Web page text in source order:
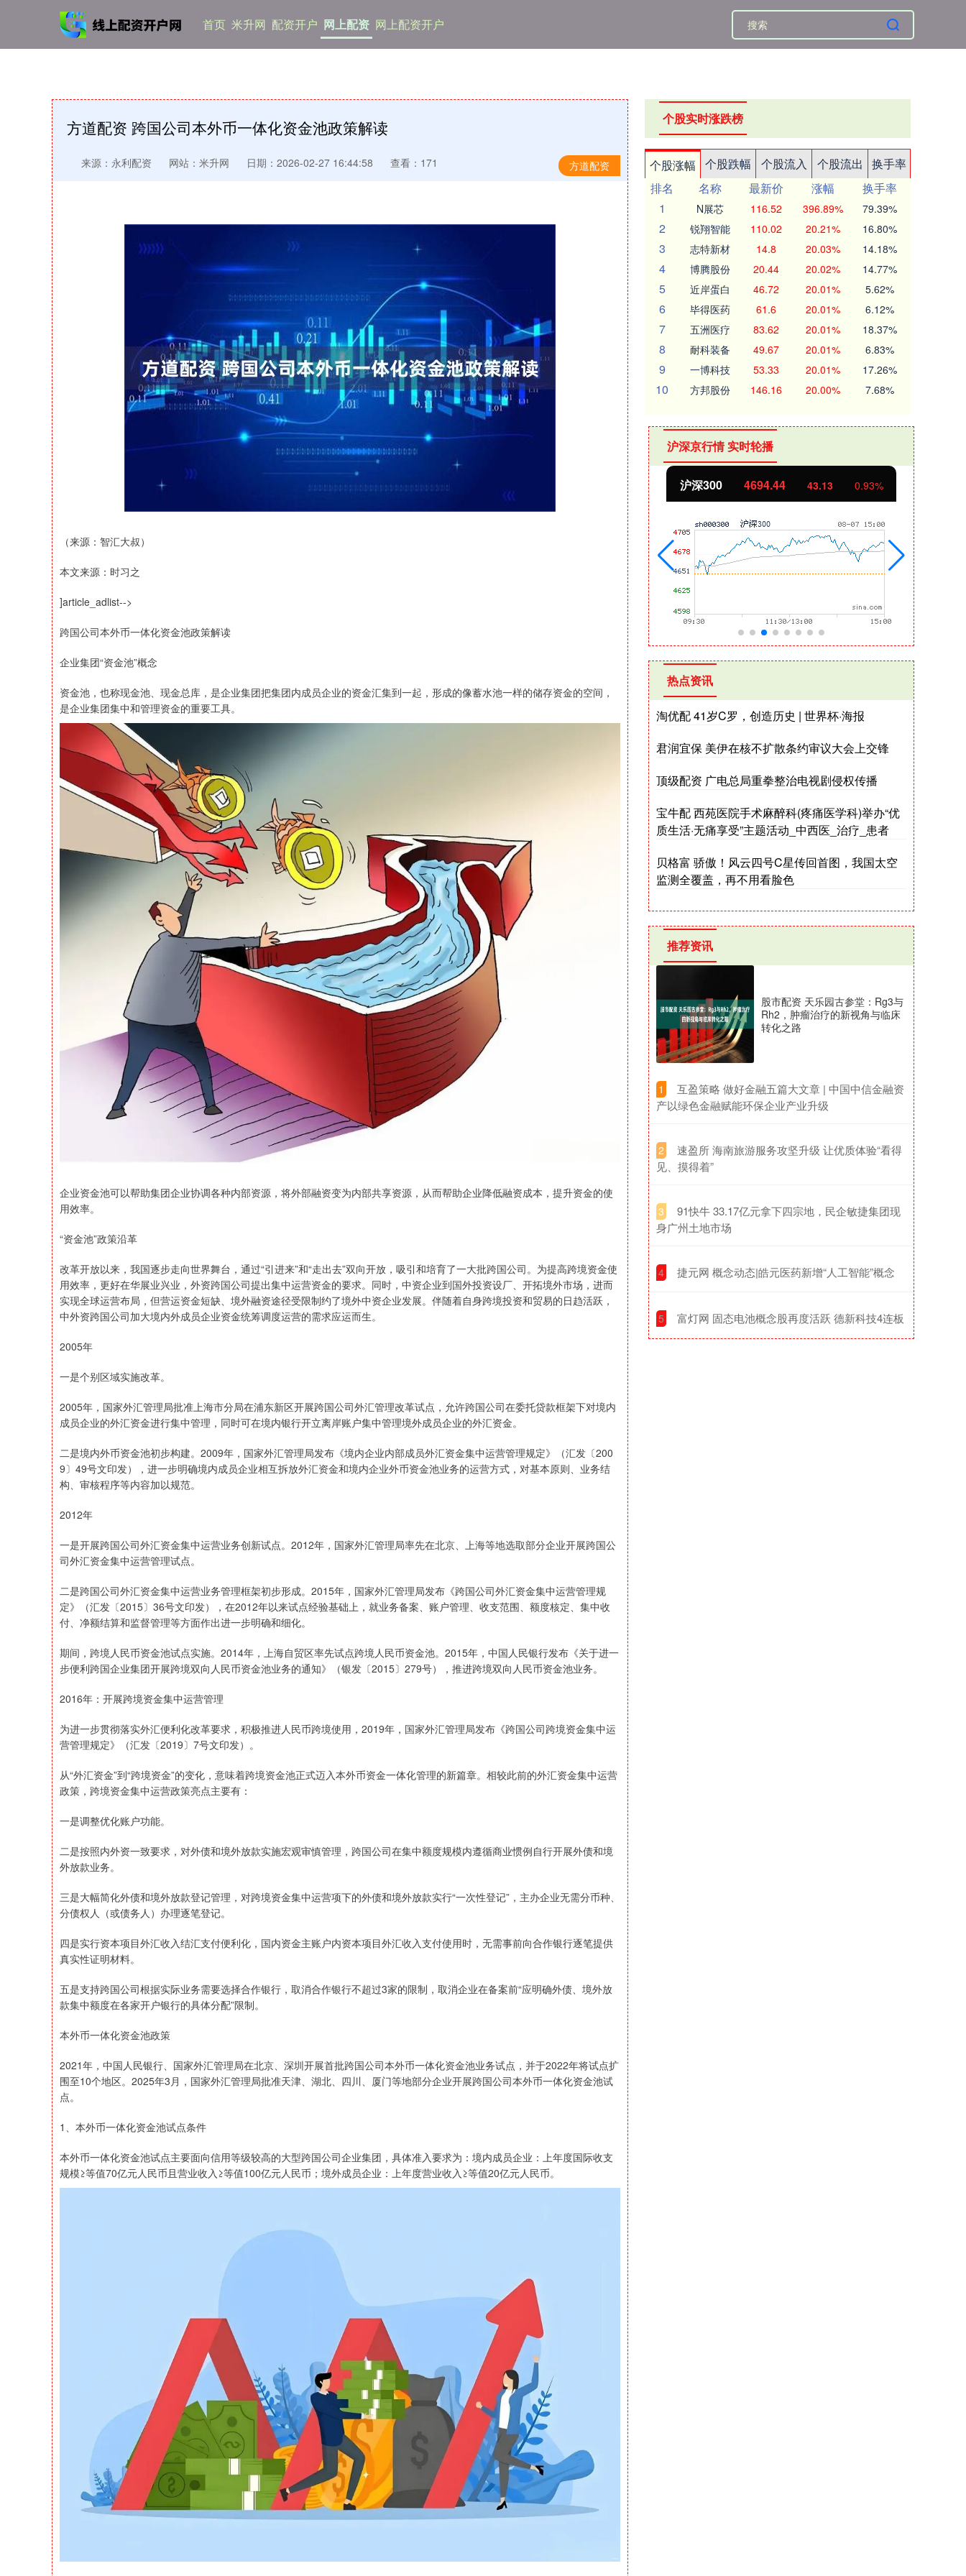
首页 米升网 配资开户 网上配资 网上配资开户
方道配资 跨国公司本外币一体化资金池政策解读
方道配资
来源：永利配资 网站：米升网 日期：2026-02-27 16:44:58 查看：171
（来源：智汇大叔）
本文来源：时习之
]article_adlist-->
跨国公司本外币一体化资金池政策解读
企业集团“资金池”概念
资金池，也称现金池、现金总库，是企业集团把集团内成员企业的资金汇集到一起，形成的像蓄水池一样的储存资金的空间，
是企业集团集中和管理资金的重要工具。
企业资金池可以帮助集团企业协调各种内部资源，将外部融资变为内部共享资源，从而帮助企业降低融资成本，提升资金的使
用效率。
“资金池”政策沿革
改革开放以来，我国逐步走向世界舞台，通过“引进来”和“走出去”双向开放，吸引和培育了一大批跨国公司。为提高跨境资金使
用效率，更好在华展业兴业，外资跨国公司提出集中运营资金的要求。同时，中资企业到国外投资设厂、开拓境外市场，进而
实现全球运营布局，但营运资金短缺、境外融资途径受限制约了境外中资企业发展。伴随着自身跨境投资和贸易的日趋活跃，
中外资跨国公司加大境内外成员企业资金统筹调度运营的需求应运而生。
2005年
一是个别区域实施改革。
2005年，国家外汇管理局批准上海市分局在浦东新区开展跨国公司外汇管理改革试点，允许跨国公司在委托贷款框架下对境内
成员企业的外汇资金进行集中管理，同时可在境内银行开立离岸账户集中管理境外成员企业的外汇资金。
二是境内外币资金池初步构建。2009年，国家外汇管理局发布《境内企业内部成员外汇资金集中运营管理规定》（汇发〔200
9〕49号文印发），进一步明确境内成员企业相互拆放外汇资金和境内企业外币资金池业务的运营方式，对基本原则、业务结
构、审核程序等内容加以规范。
2012年
一是开展跨国公司外汇资金集中运营业务创新试点。2012年，国家外汇管理局率先在北京、上海等地选取部分企业开展跨国公
司外汇资金集中运营管理试点。
二是跨国公司外汇资金集中运营业务管理框架初步形成。2015年，国家外汇管理局发布《跨国公司外汇资金集中运营管理规
定》（汇发〔2015〕36号文印发），在2012年以来试点经验基础上，就业务备案、账户管理、收支范围、额度核定、集中收
付、净额结算和监督管理等方面作出进一步明确和细化。
期间，跨境人民币资金池试点实施。2014年，上海自贸区率先试点跨境人民币资金池。2015年，中国人民银行发布《关于进一
步便利跨国企业集团开展跨境双向人民币资金池业务的通知》（银发〔2015〕279号），推进跨境双向人民币资金池业务。
2016年：开展跨境资金集中运营管理
为进一步贯彻落实外汇便利化改革要求，积极推进人民币跨境使用，2019年，国家外汇管理局发布《跨国公司跨境资金集中运
营管理规定》（汇发〔2019〕7号文印发）。
从“外汇资金”到“跨境资金”的变化，意味着跨境资金池正式迈入本外币资金一体化管理的新篇章。相较此前的外汇资金集中运营
政策，跨境资金集中运营政策亮点主要有：
一是调整优化账户功能。
二是按照内外资一致要求，对外债和境外放款实施宏观审慎管理，跨国公司在集中额度规模内遵循商业惯例自行开展外债和境
外放款业务。
三是大幅简化外债和境外放款登记管理，对跨境资金集中运营项下的外债和境外放款实行“一次性登记”，主办企业无需分币种、
分债权人（或债务人）办理逐笔登记。
四是实行资本项目外汇收入结汇支付便利化，国内资金主账户内资本项目外汇收入支付使用时，无需事前向合作银行逐笔提供
真实性证明材料。
五是支持跨国公司根据实际业务需要选择合作银行，取消合作银行不超过3家的限制，取消企业在备案前“应明确外债、境外放
款集中额度在各家开户银行的具体分配”限制。
本外币一体化资金池政策
2021年，中国人民银行、国家外汇管理局在北京、深圳开展首批跨国公司本外币一体化资金池业务试点，并于2022年将试点扩
围至10个地区。2025年3月，国家外汇管理局批准天津、湖北、四川、厦门等地部分企业开展跨国公司本外币一体化资金池试
点。
1、本外币一体化资金池试点条件
本外币一体化资金池试点主要面向信用等级较高的大型跨国公司企业集团，具体准入要求为：境内成员企业：上年度国际收支
规模≥等值70亿元人民币且营业收入≥等值100亿元人民币；境外成员企业：上年度营业收入≥等值20亿元人民币。
个股实时涨跌榜
个股涨幅 个股跌幅 个股流入 个股流出
换手率
排名
名称 最新价 涨幅
换手率
1
N展芯 116.52 396.89% 79.39%
2 锐翔智能 110.02 20.21% 16.80%
3 志特新材 14.8 20.03% 14.18%
4 博腾股份 20.44 20.02% 14.77%
5 近岸蛋白 46.72 20.01% 5.62%
6 毕得医药 61.6 20.01% 6.12%
7 五洲医疗 83.62 20.01% 18.37%
8 耐科装备 49.67 20.01% 6.83%
9 一博科技 53.33 20.01% 17.26%
10 方邦股份 146.16 20.00% 7.68%
沪深京行情 实时轮播
深证成指 200.89 1.42% 沪深300 北证50 1134.24 11.37 1.01%
热点资讯
淘优配 41岁C罗，创造历史 | 世界杯·海报
君润宜保 美伊在核不扩散条约审议大会上交锋
顶级配资 广电总局重拳整治电视剧侵权传播
宝牛配 西苑医院手术麻醉科(疼痛医学科)举办“优
质生活·无痛享受”主题活动_中西医_治疗_患者
贝格富 骄傲！风云四号C星传回首图，我国太空
监测全覆盖，再不用看脸色
推荐资讯
股市配资 天乐园古参堂：Rg3与
Rh2，肿瘤治疗的新视角与临床
转化之路
1
​互盈策略 做好金融五篇大文章 | 中国中信金融资
产以绿色金融赋能环保企业产业升级
2
​速盈所 海南旅游服务攻坚升级 让优质体验“看得
见、摸得着”
3
​91快牛 33.17亿元拿下四宗地，民企敏捷集团现
身广州土地市场
4 ​捷元网 概念动态|皓元医药新增“人工智能”概念
5 ​富灯网 固态电池概念股再度活跃 德新科技4连板